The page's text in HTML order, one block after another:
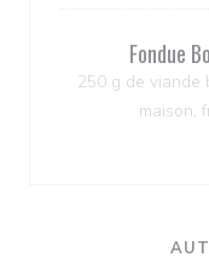
Fondue
250 g de viande
maison,